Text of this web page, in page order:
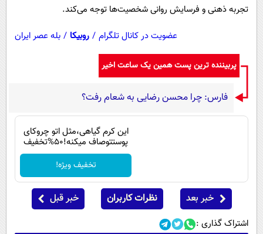
تجربه‌ ذهنی و فرسایش روانی شخصیت‌ها توجه می‌کند.
عضویت در کانال تلگرام / روبیکا / بله عصر ایران
پربیننده ترین پست همین یک ساعت اخیر
فارس: چرا محسن رضایی به شعام رفت؟
این کرم گیاهی،مثل اتو چروکای
پوستتوصاف میکنه!50%تخفیف
تخفیف ویژه!
خبر بعد نظرات کاربران خبر قبل
اشتراک گذاری :